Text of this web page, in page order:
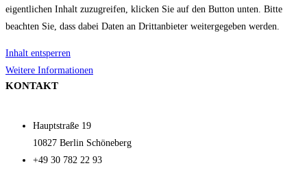
eigentlichen Inhalt zuzugreifen, klicken Sie auf den Button unten. Bitte
beachten Sie, dass dabei Daten an Drittanbieter weitergegeben werden.
Inhalt entsperren
Weitere Informationen
KONTAKT
Hauptstraße 19
10827 Berlin Schöneberg
+49 30 782 22 93